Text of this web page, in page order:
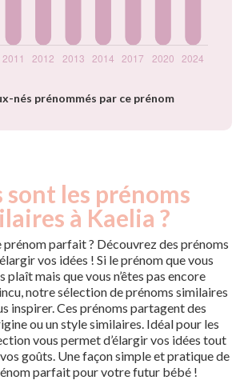
nés prénommés par ce prénom
sont les prénoms
à Kaelia ?
prénom parfait ? Découvrez des prénoms
vos idées ! Si le prénom que vous
plaît mais que vous n’êtes pas encore
notre sélection de prénoms similaires
inspirer. Ces prénoms partagent des
ou un style similaires. Idéal pour les
vous permet d’élargir vos idées tout
goûts. Une façon simple et pratique de
parfait pour votre futur bébé !